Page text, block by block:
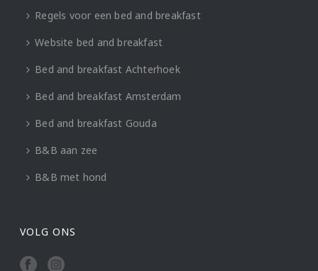
Regels voor een bed and breakfast
Website bed and breakfast
Bed and breakfast Achterhoek
Bed and breakfast Amsterdam
Bed and breakfast Gouda
B&B aan zee
B&B met hond
VOLG ONS